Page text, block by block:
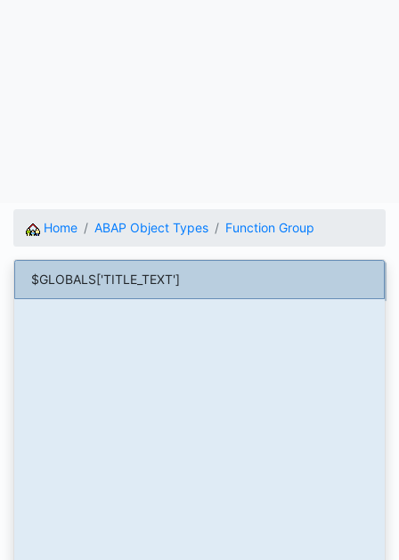
Home ABAP Object Types Function Group
$GLOBALS['TITLE_TEXT']